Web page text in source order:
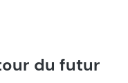
du futur